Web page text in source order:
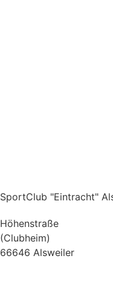
SportClub "Eintracht"
Höhenstraße
(Clubheim)
66646 Alsweiler